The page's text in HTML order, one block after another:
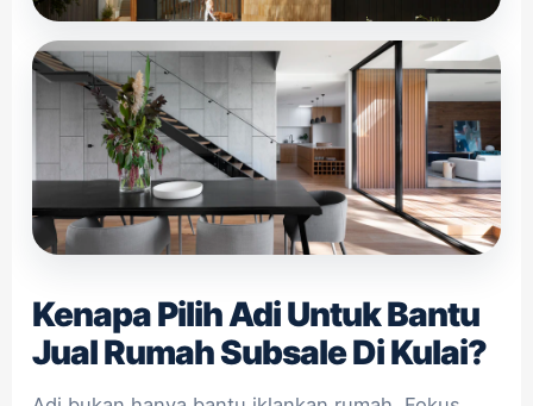
Kenapa Pilih Adi Untuk Bantu
Jual Rumah Subsale Di Kulai?